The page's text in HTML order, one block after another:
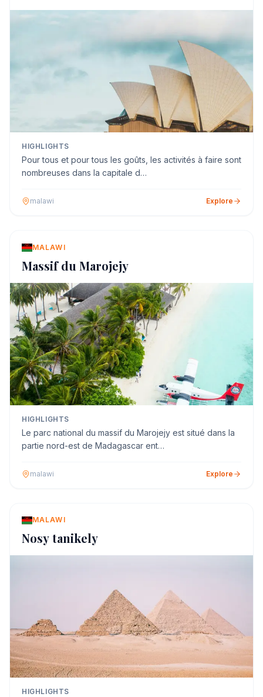
HIGHLIGHTS
Pour tous et pour tous les goûts, les activités à faire sont
nombreuses dans la capitale d…
malawi Explore
MALAWI
Massif du Marojejy
HIGHLIGHTS
Le parc national du massif du Marojejy est situé dans la
partie nord-est de Madagascar ent…
malawi Explore
MALAWI
Nosy tanikely
HIGHLIGHTS